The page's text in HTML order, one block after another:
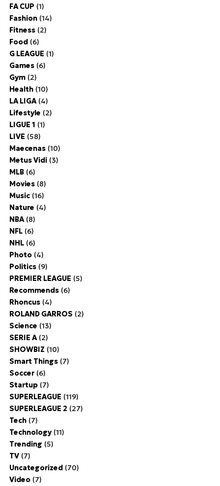
FA CUP (1)
Fashion(14)
Fitness(2)
Food(6)
G LEAGUE (1)
Games(6)
Gym(2)
Health(10)
LA LIGA(4)
Lifestyle (2)
LIGUE 1 (1)
LIVE (58)
Maecenas(10)
Metus Vidi(3)
MLB(6)
Movies(8)
Music(16)
Nature (4)
NBA(8)
NFL(6)
NHL(6)
Photo(4)
Politics(9)
PREMIER LEAGUE (5)
Recommends(6)
Rhoncus(4)
ROLAND GARROS (2)
Science (13)
SERIE A(2)
SHOWBIZ (10)
Smart Things(7)
Soccer(6)
Startup(7)
SUPERLEAGUE (119)
SUPERLEAGUE 2 (27)
Tech(7)
Technology(11)
Trending (5)
TV(7)
Uncategorized(70)
Video(7)